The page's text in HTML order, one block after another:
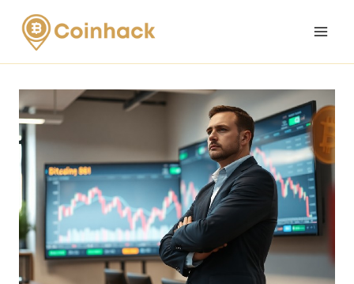
Skip
content